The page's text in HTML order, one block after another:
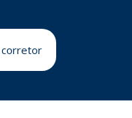
corretor